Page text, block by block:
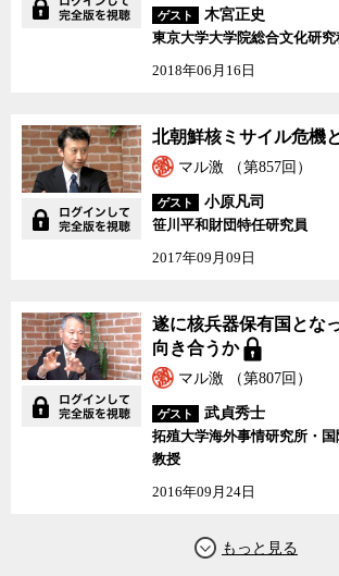
は、どちらが得なのかは、冷静になって考える
なくとも、時間が経てば経つほど、交渉は北朝
のになっているのが現実だ。
止めようとしないのか。北朝鮮はどこまでやる
氏に北朝鮮問題に落としどころを、ジャーナリ
会学者の宮台真司が聞いた。
ゲスト
木宮正史
東京大学大学院総合文化研究
2018年06月16日
北朝鮮核ミサイル危機
マル激 （第857回）
ゲスト
小原凡司
笹川平和財団特任研究員
2017年09月09日
遂に核兵器保有国とな
向き合うか
マル激 （第807回）
ゲスト
武貞秀士
拓殖大学海外事情研究所・
教授
2016年09月24日